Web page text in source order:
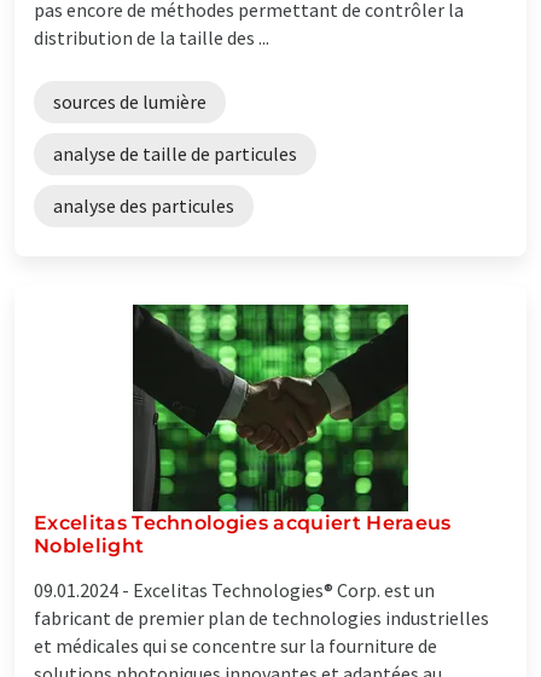
pas encore de méthodes permettant de contrôler la
distribution de la taille des ...
sources de lumière
analyse de taille de particules
analyse des particules
Excelitas Technologies acquiert Heraeus
Noblelight
09.01.2024 - Excelitas Technologies® Corp. est un
fabricant de premier plan de technologies industrielles
et médicales qui se concentre sur la fourniture de